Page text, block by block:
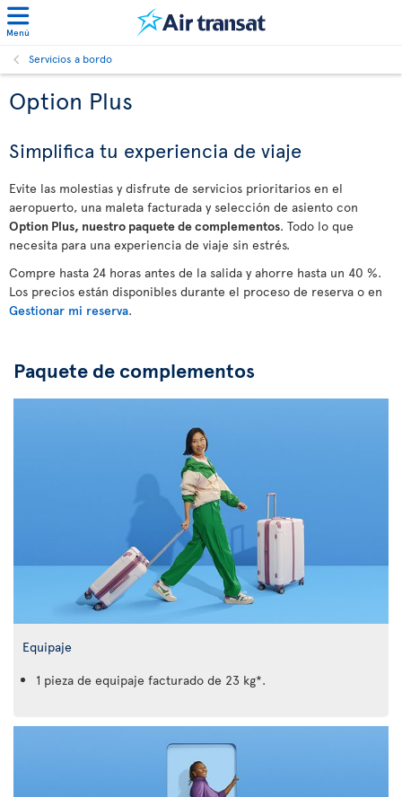
Menú
Servicios a bordo
Option Plus
Simplifica tu experiencia de viaje
Evite las molestias y disfrute de servicios prioritarios en el
aeropuerto, una maleta facturada y selección de asiento con
Option Plus, nuestro paquete de complementos. Todo lo que
necesita para una experiencia de viaje sin estrés.
Compre hasta 24 horas antes de la salida y ahorre hasta un 40 %.
Los precios están disponibles durante el proceso de reserva o en
Gestionar mi reserva.
Paquete de complementos
Equipaje
1 pieza de equipaje facturado de 23 kg*.